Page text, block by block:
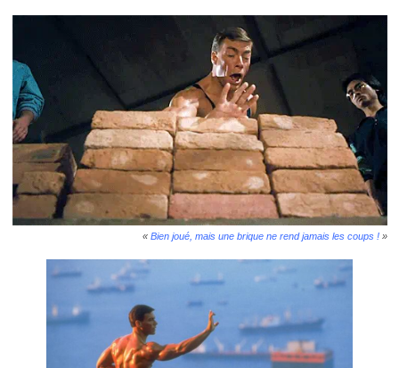
« Bien joué, mais une brique ne rend jamais les coups !»